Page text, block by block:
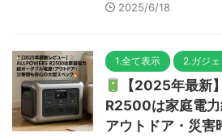
2025/6/18
1.全て表示 2.ガジ
【2025年最新
R2500は家庭電力
アウトドア・災害